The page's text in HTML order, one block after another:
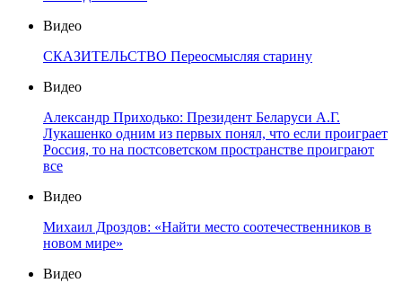
Видео
СКАЗИТЕЛЬСТВО Переосмысляя старину
Видео
Александр Приходько: Президент Беларуси А.Г.
Лукашенко одним из первых понял, что если проиграет
Россия, то на постсоветском пространстве проиграют
все
Видео
Михаил Дроздов: «Найти место соотечественников в
новом мире»
Видео